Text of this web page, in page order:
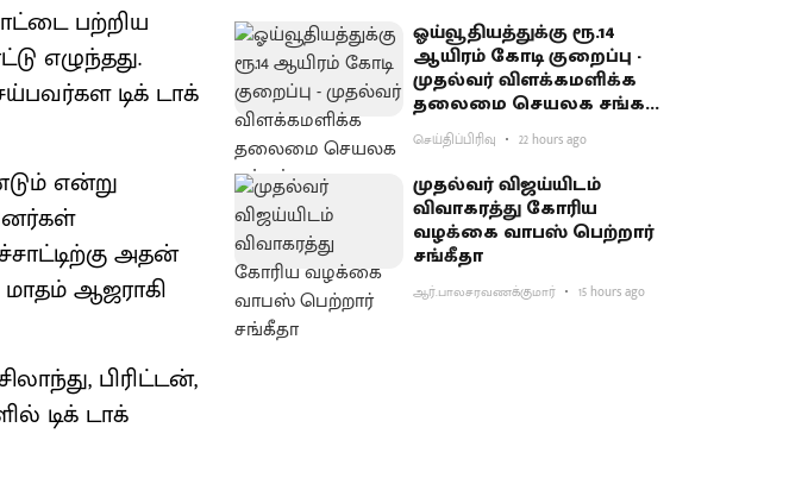
பற்றிய
எழுந்தது.
டிக் டாக்
என்று
அதன்
ஆஜராகி
பிரிட்டன்,
டிக் டாக்
ஓய்வூதியத்துக்கு ரூ.14
ஆயிரம் கோடி குறைப்பு -
முதல்வர் விளக்கமளிக்க
தலைமை செயலக சங்கம்
வலியுறுத்தல்
செய்திப்பிரிவு 22 hours ago
முதல்வர் விஜய்யிடம்
விவாகரத்து கோரிய
வழக்கை வாபஸ் பெற்றார்
சங்கீதா
ஆர்.பாலசரவணக்குமார் 15 hours ago